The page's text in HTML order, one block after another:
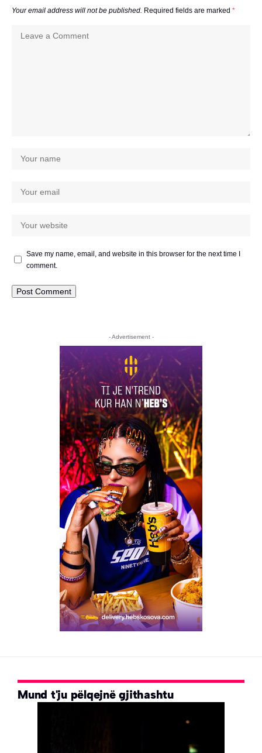
Your email address will not be published. Required fields are marked *
Save my name, email, and website in this browser for the next time I
comment.
- Advertisement -
Mund t'ju pëlqejnë gjithashtu